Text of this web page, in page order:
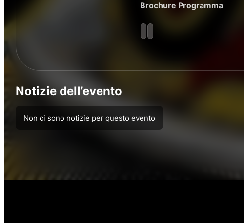
Brochure Programma
Notizie dell’evento
Non ci sono notizie per questo evento